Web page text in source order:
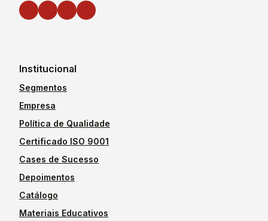
Institucional
Segmentos
Empresa
Política de Qualidade
Certificado ISO 9001
Cases de Sucesso
Depoimentos
Catálogo
Materiais Educativos